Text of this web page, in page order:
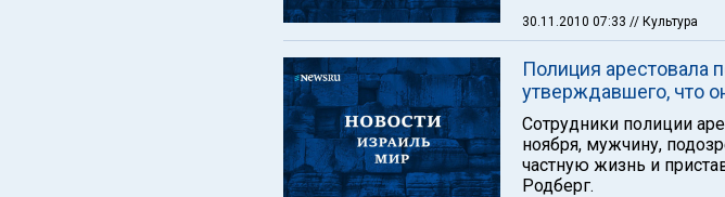
30.11.2010 07:33 // Культура
Полиция арестовала
утверждавшего, что
Сотрудники полиции
ноября, мужчину,
частную жизнь и
Родберг.